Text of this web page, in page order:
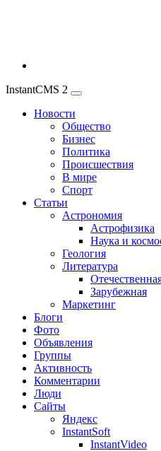
InstantCMS 2
Новости
Общество
Бизнес
Политика
Происшествия
В мире
Спорт
Статьи
Астрономия
Астрофизика
Наука и
Геология
Литература
Зарубежная
Маркетинг
Блоги
Фото
Объявления
Группы
Активность
Комментарии
Люди
Сайты
Яндекс
InstantSoft
InstantVideo